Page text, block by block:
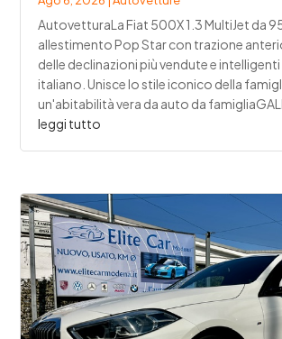
AutovetturaLa Fiat 500X 1.3 MultiJet da
allestimento Pop Star con trazione
delle declinazioni più vendute e
italiano. Unisce lo stile iconico della
un'abitabilità vera da auto da
leggi tutto